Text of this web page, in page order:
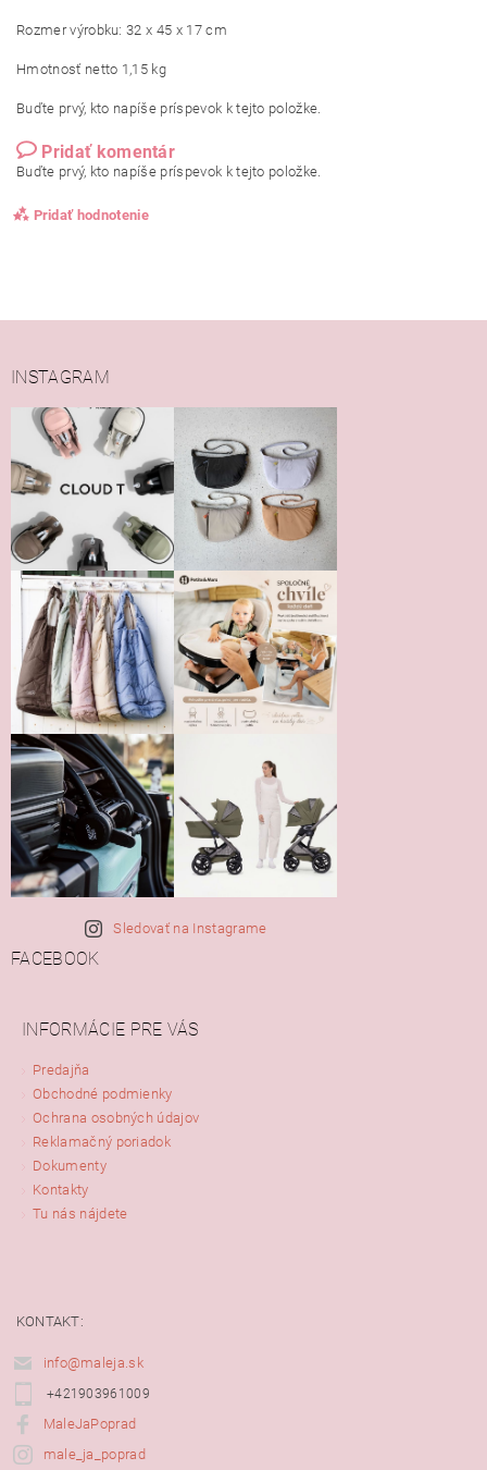
Rozmer výrobku: 32 x 45 x 17 cm
Hmotnosť netto 1,15 kg
Buďte prvý, kto napíše príspevok k tejto položke.
Pridať komentár
Buďte prvý, kto napíše príspevok k tejto položke.
Pridať hodnotenie
Vložením hodnotenie súhlasíte s
podmienkami ochrany
osobných údajov
INSTAGRAM
Sledovať na Instagrame
FACEBOOK
INFORMÁCIE PRE VÁS
Predajňa
Obchodné podmienky
Ochrana osobných údajov
Reklamačný poriadok
Dokumenty
Kontakty
Tu nás nájdete
KONTAKT:
info@maleja.sk
+421903961009
MaleJaPoprad
male_ja_poprad